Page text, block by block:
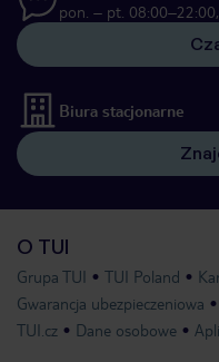
pon. – pt.
Biura stacjonarne
O TUI
Grupa TUI TUI Poland
Gwarancja ubezpieczeniowa
TUI.cz
Dane osobowe